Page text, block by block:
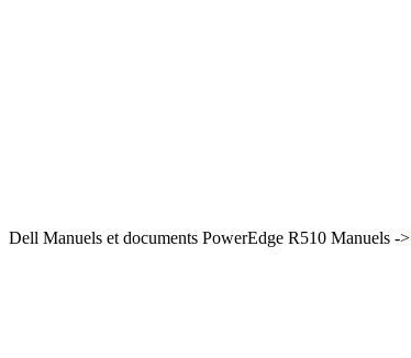
Dell Manuels et documents PowerEdge R510 Manuels ->